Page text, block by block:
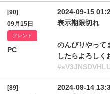
[90]
09月15日
フレンド
PC
2024-09-15
表示期限切れ
のんびりやって
したらよろしく
[89]
2024-09-14